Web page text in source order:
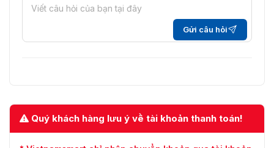
Gửi câu hỏi
Quý khách hàng lưu ý về tài khoản thanh toán!